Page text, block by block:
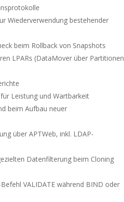
Wiederverwendung bestehender
beim Rollback von Snapshots
LPARs (DataMover über Partitionen
Leistung und Wartbarkeit
beim Aufbau neuer
über APTWeb, inkl. LDAP-
Datenfilterung beim Cloning
VALIDATE während BIND oder